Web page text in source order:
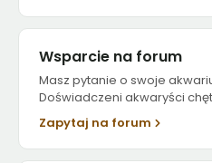
Wsparcie na forum
Masz pytanie o swoje
Doświadczeni akwaryści
Zapytaj na forum